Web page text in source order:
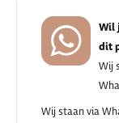
Wil
dit
Wij
Wij staan via